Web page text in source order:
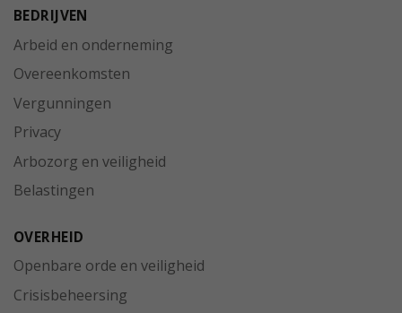
BEDRIJVEN
Arbeid en onderneming
Overeenkomsten
Vergunningen
Privacy
Arbozorg en veiligheid
Belastingen
OVERHEID
Openbare orde en veiligheid
Crisisbeheersing